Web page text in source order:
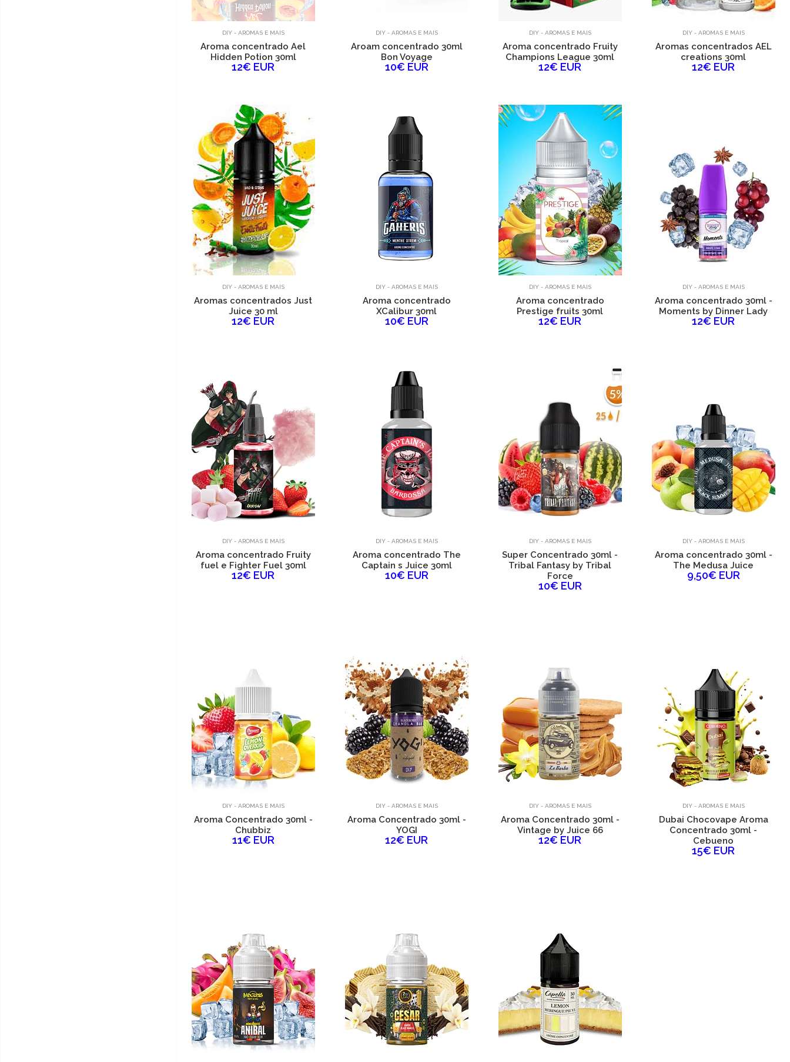
DIY - AROMAS E MAIS
Aroma concentrado Ael
Hidden Potion 30ml
12€ EUR
DIY - AROMAS E MAIS
Aroam concentrado 30ml
Bon Voyage
10€ EUR
DIY - AROMAS E MAIS
Aroma concentrado Fruity
Champions League 30ml
12€ EUR
DIY - AROMAS E MAIS
Aromas concentrados AEL
creations 30ml
12€ EUR
DIY - AROMAS E MAIS
Aromas concentrados Just
Juice 30 ml
12€ EUR
DIY - AROMAS E MAIS
Aroma concentrado
XCalibur 30ml
10€ EUR
DIY - AROMAS E MAIS
Aroma concentrado
Prestige fruits 30ml
12€ EUR
DIY - AROMAS E MAIS
Aroma concentrado 30ml -
Moments by Dinner Lady
12€ EUR
DIY - AROMAS E MAIS
Aroma concentrado Fruity
fuel e Fighter Fuel 30ml
12€ EUR
DIY - AROMAS E MAIS
Aroma concentrado The
Captain s Juice 30ml
10€ EUR
DIY - AROMAS E MAIS
Super Concentrado 30ml -
Tribal Fantasy by Tribal
Force
10€ EUR
DIY - AROMAS E MAIS
Aroma concentrado 30ml -
The Medusa Juice
9,50€ EUR
DIY - AROMAS E MAIS
Aroma Concentrado 30ml -
Chubbiz
11€ EUR
DIY - AROMAS E MAIS
Aroma Concentrado 30ml -
YOGI
12€ EUR
DIY - AROMAS E MAIS
Aroma Concentrado 30ml -
Vintage by Juice 66
12€ EUR
DIY - AROMAS E MAIS
Dubai Chocovape Aroma
Concentrado 30ml -
Cebueno
15€ EUR